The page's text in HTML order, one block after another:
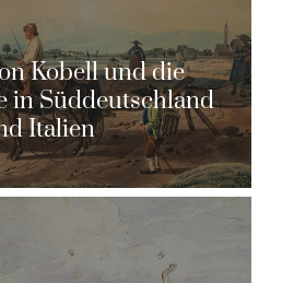
Kobell und die
in Süddeutschland
Italien